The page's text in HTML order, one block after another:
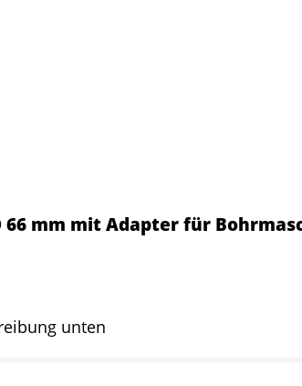
mm mit Adapter für
unten